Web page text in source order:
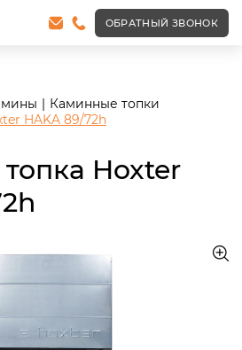
content="noindex, follow"/>
ОБРАТНЫЙ ЗВОНОК
Каминные топки
HAKA 89/72h
Hoxter